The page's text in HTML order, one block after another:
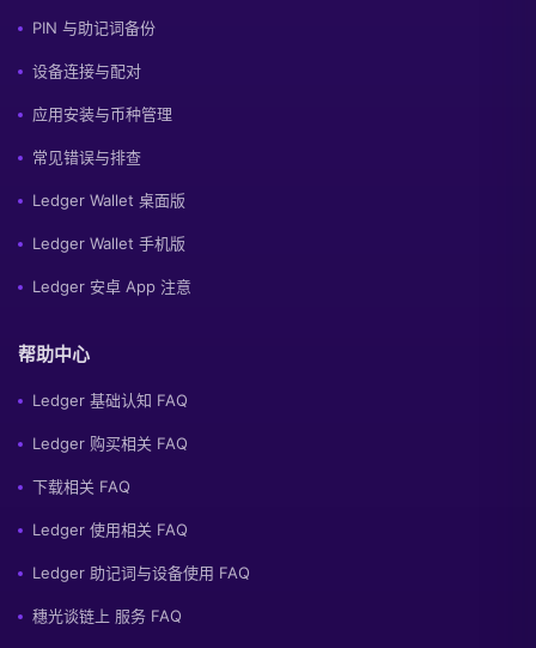
PIN 与助记词备份
设备连接与配对
应用安装与币种管理
常见错误与排查
Ledger Wallet 桌面版
Ledger Wallet 手机版
Ledger 安卓 App 注意
帮助中心
Ledger 基础认知 FAQ
Ledger 购买相关 FAQ
下载相关 FAQ
Ledger 使用相关 FAQ
Ledger 助记词与设备使用 FAQ
穗光谈链上 服务 FAQ